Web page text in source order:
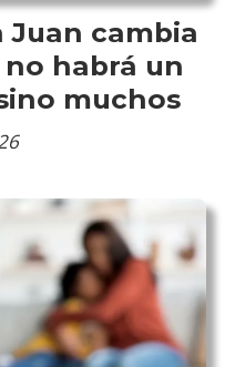
Juan cambia
habrá un
muchos